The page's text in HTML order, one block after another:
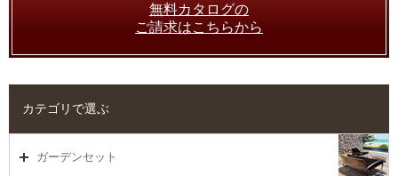
無料カタログの
ご請求はこちらから
カテゴリで選ぶ
ガーデンセット